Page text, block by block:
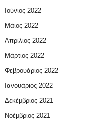
Ιούνιος 2022
Μάιος 2022
Απρίλιος 2022
Μάρτιος 2022
Φεβρουάριος 2022
Ιανουάριος 2022
Δεκέμβριος 2021
Νοέμβριος 2021